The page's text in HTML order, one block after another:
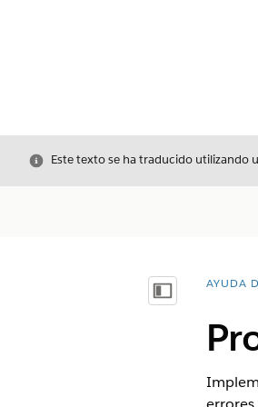
Cerrar
Este texto se ha traducido utilizando
Mostrar índice de
Usted
AYUDA